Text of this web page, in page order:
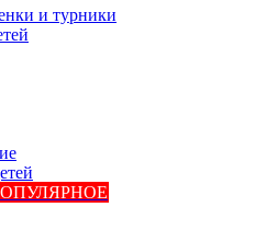
и турники